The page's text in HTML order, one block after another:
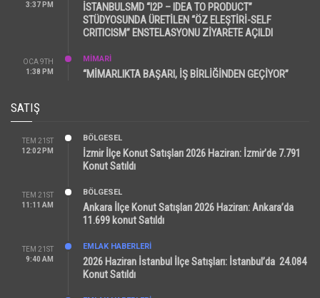
3:37 PM
İSTANBULSMD “I2P – IDEA TO PRODUCT”
STÜDYOSUNDA ÜRETİLEN “ÖZ ELEŞTİRİ-SELF
CRITICISM” ENSTELASYONU ZİYARETE AÇILDI
OCA 9TH
1:38 PM
MİMARİ
“MİMARLIKTA BAŞARI, İŞ BİRLİĞİNDEN GEÇİYOR”
SATIŞ
TEM 21ST
12:02 PM
BÖLGESEL
İzmir İlçe Konut Satışları 2026 Haziran: İzmir’de 7.791
Konut Satıldı
TEM 21ST
11:11 AM
BÖLGESEL
Ankara İlçe Konut Satışları 2026 Haziran: Ankara’da
11.699 konut Satıldı
TEM 21ST
9:40 AM
EMLAK HABERLERI
2026 Haziran İstanbul İlçe Satışları: İstanbul’da 24.084
Konut Satıldı